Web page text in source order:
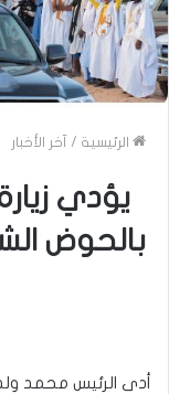
الرئيسية / آخر الأخبار
يؤدي
بالحوض
أدى الرئيس محمد